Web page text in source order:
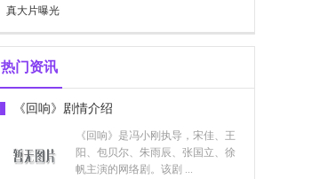
真大片曝光
热门资讯
《回响》剧情介绍
《回响》是冯小刚执导，宋佳、王
阳、包贝尔、朱雨辰、张国立、徐
帆主演的网络剧。该剧 ...